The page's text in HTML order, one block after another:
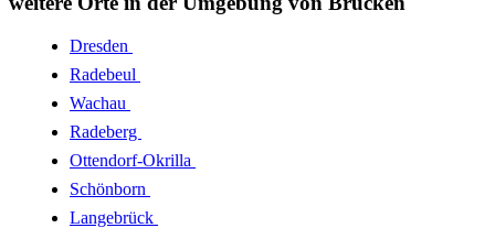
Dresden
Radebeul
Wachau
Radeberg
Ottendorf-Okrilla
Schönborn
Langebrück